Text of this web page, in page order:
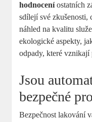
hodnoceníostatních
sdílejí své zkušenosti,
náhled na kvalitu
ekologické aspekty,
odpady, které
Jsou
bezpečné
Bezpečnost lakování